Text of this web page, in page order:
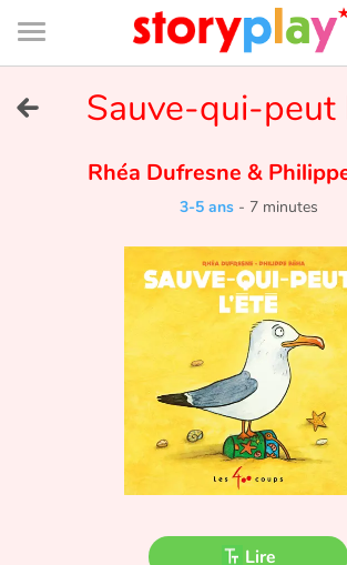
Connexion
Bibliothèque
de
page
Tester gratuitement
Bibliothèque
Contes d'ici et d'ailleurs
Sauve-qui-peut
Rhéa Dufresne &
3-5 ans- 7 minutes
Lire